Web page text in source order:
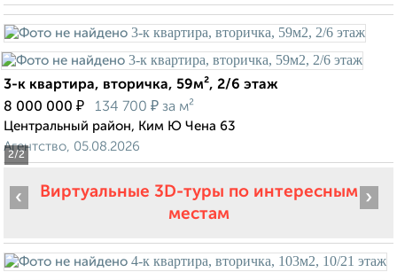
2/2
3-к квартира, вторичка, 59м², 2/6 этаж
8 000 000 ₽ 134 700 ₽ за м²
Центральный район, Ким Ю Чена 63
Агентство, 05.08.2026
Виртуальные 3D-туры по интересным
местам
‹ ›